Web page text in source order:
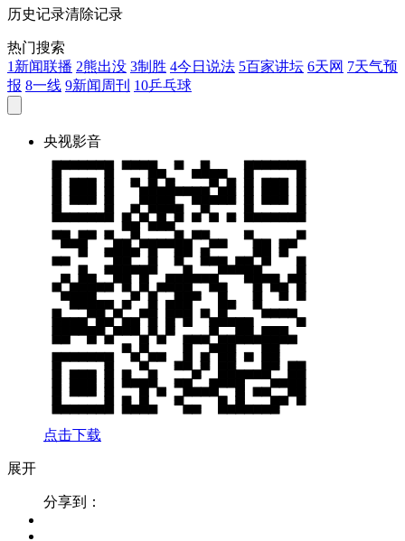
历史记录清除记录
热门搜索
1 新闻联播 2熊出没 3制胜 4今日说法 5百家讲坛 6天网 7天气预
报 8一线 9新闻周刊 10乒乓球
央视影音
点击下载
展开
分享到：